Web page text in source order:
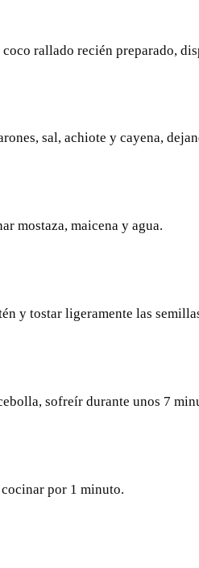
rallado recién preparado,
sal, achiote y cayena,
mostaza, maicena y agua.
y tostar ligeramente las
sofreír durante unos 7
por 1 minuto.